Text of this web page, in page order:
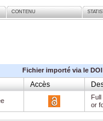
CONTENU
Fichier importé via le DOI
Accès
or